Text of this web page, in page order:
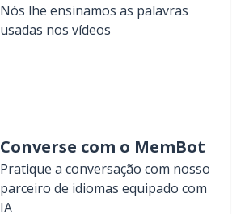
Nós lhe ensinamos as palavras
usadas nos vídeos
Converse com o MemBot
Pratique a conversação com nosso
parceiro de idiomas equipado com
IA